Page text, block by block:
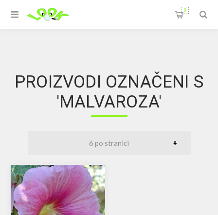
0
PROIZVODI OZNAČENI S
'MALVAROZA'